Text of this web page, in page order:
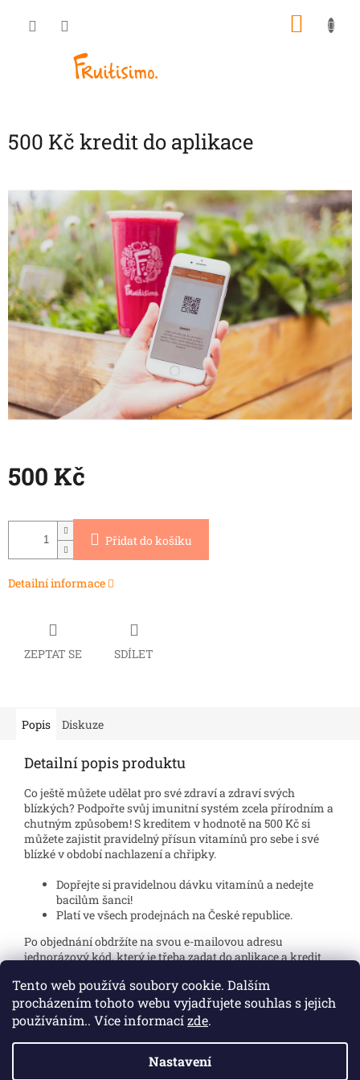
Tento web používá soubory cookie. Dalším
procházením tohoto webu vyjadřujete souhlas s jejich
používáním.. Více informacízde.
Nastavení
500 Kč kredit do aplikace
500 Kč
cena:
Přidat do košíku
Detailní informace
ZEPTAT SE SDÍLET
Popis Diskuze
Detailní popis produktu
Co ještě můžete udělat pro své zdraví a zdraví svých
blízkých? Podpořte svůj imunitní systém zcela přírodním a
chutným způsobem! S kreditem v hodnotě na 500 Kč si
můžete zajistit pravidelný přísun vitamínů pro sebe i své
blízké v období nachlazení a chřipky.
Dopřejte si pravidelnou dávku vitamínů a nedejte
bacilům šanci!
Platí ve všech prodejnách na České republice.
Po objednání obdržíte na svou e-mailovou adresu
jednorázový kód, který je třeba zadat do aplikace a kredit
Vytvořil Shoptet